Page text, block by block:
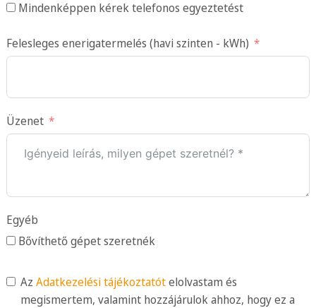
Mindenképpen kérek telefonos egyeztetést
Felesleges enerigatermelés (havi szinten - kWh)
Üzenet
Egyéb
Bővíthető gépet szeretnék
Az Adatkezelési tájékoztatótelolvastam és
megismertem, valamint hozzájárulok ahhoz, hogy ez a